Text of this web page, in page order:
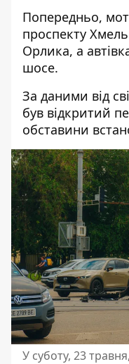
Попередньо,
проспекту
Орлика, а
шосе.
За даними від
був відкритий
обставини
У суботу, 23